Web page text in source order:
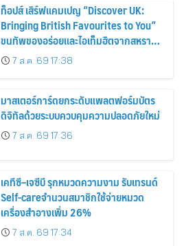
ท็อปส์ เสิร์ฟแคมเปญ “Discover UK:
Bringing British Favourites to You”
ขนทัพของอร่อยและไอเท็มฮิตจากสหราช
อาณาจักร ส่งตรงถึงมือตั้งแต่วันนี้ – 18
สิงหาคมนี้
7 ส.ค. 69 17:38
มาสเตอร์การ์ดยกระดับแพลตฟอร์มบัตร
ดิจิทัลด้วยระบบควบคุมความปลอดภัยใหม่
7 ส.ค. 69 17:36
เคทีซี–เจซีบี รุกหมวดความงาม รับเทรนด์
Self-careจำนวนสมาชิกใช้จ่ายหมวด
เครื่องสำอางเพิ่ม 26%
7 ส.ค. 69 17:34